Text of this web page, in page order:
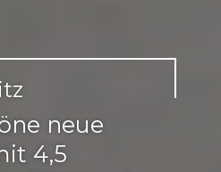
neue
4,5